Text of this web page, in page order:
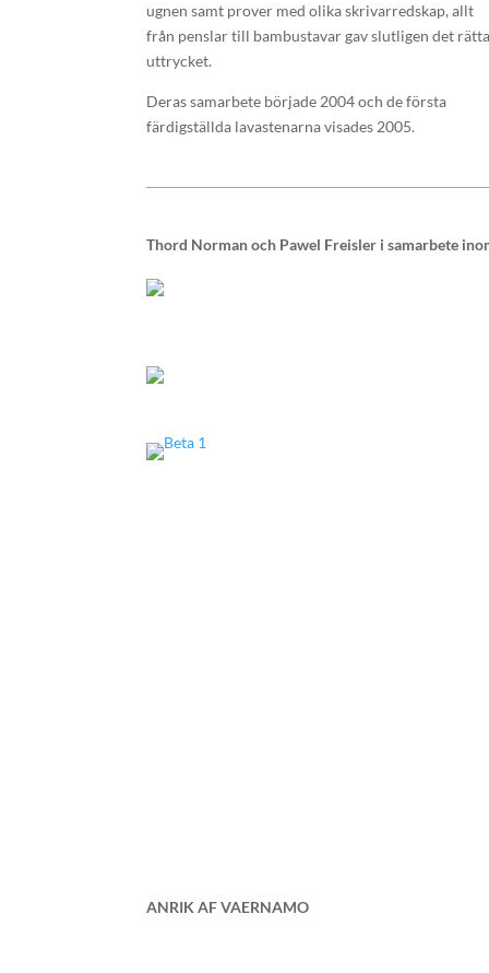
ugnen samt prover med olika skrivarredskap, allt
från penslar till bambustavar gav slutligen det
uttrycket.
Deras samarbete började 2004 och de första
färdigställda lavastenarna visades 2005.
Thord Norman och Pawel Freisler i samarbete
ANRIK AF VAERNAMO